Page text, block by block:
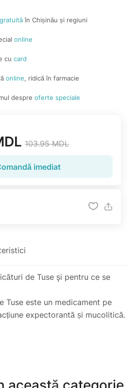
în Chișinău și regiuni
online
cu card
online, ridică în farmacie
despre oferte speciale
103.95 MDL
imediat
de Tuse şi pentru ce se
Tuse este un medicament pe
expectorantă și mucolitică.
inflamatorii ale tractului
dificilă. Reacţii adverse